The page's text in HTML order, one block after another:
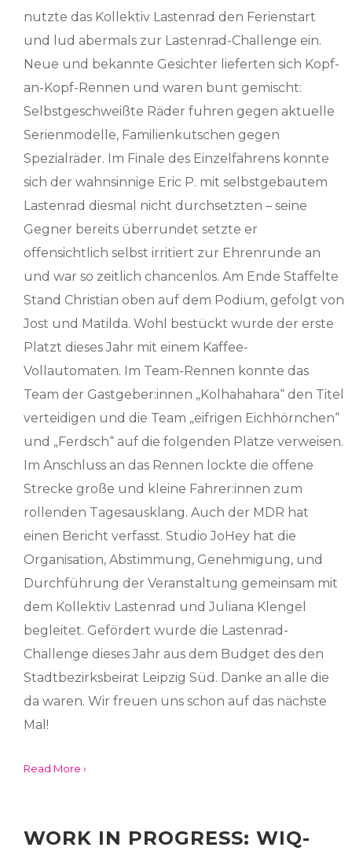
nutzte das Kollektiv Lastenrad den Ferienstart
und lud abermals zur Lastenrad-Challenge ein.
Neue und bekannte Gesichter lieferten sich Kopf-
an-Kopf-Rennen und waren bunt gemischt:
Selbstgeschweißte Räder fuhren gegen aktuelle
Serienmodelle, Familienkutschen gegen
Spezialräder. Im Finale des Einzelfahrens konnte
sich der wahnsinnige Eric P. mit selbstgebautem
Lastenrad diesmal nicht durchsetzten – seine
Gegner bereits überrundet setzte er
offensichtlich selbst irritiert zur Ehrenrunde an
und war so zeitlich chancenlos. Am Ende Staffelte
Stand Christian oben auf dem Podium, gefolgt von
Jost und Matilda. Wohl bestückt wurde der erste
Platzt dieses Jahr mit einem Kaffee-
Vollautomaten. Im Team-Rennen konnte das
Team der Gastgeber:innen „Kolhahahara“ den Titel
verteidigen und die Team „eifrigen Eichhörnchen“
und „Ferdsch“ auf die folgenden Plätze verweisen.
Im Anschluss an das Rennen lockte die offene
Strecke große und kleine Fahrer:innen zum
rollenden Tagesausklang. Auch der MDR hat
einen Bericht verfasst. Studio JoHey hat die
Organisation, Abstimmung, Genehmigung, und
Durchführung der Veranstaltung gemeinsam mit
dem Kollektiv Lastenrad und Juliana Klengel
begleitet. Gefördert wurde die Lastenrad-
Challenge dieses Jahr aus dem Budget des den
Stadtbezirksbeirat Leipzig Süd. Danke an alle die
da waren. Wir freuen uns schon auf das nächste
Mal!
Read More ›
WORK IN PROGRESS: WIQ-